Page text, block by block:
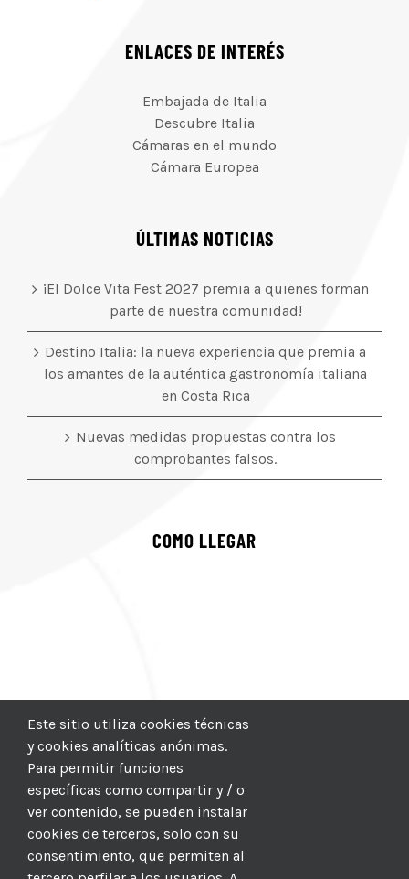
ENLACES DE INTERÉS
Embajada de Italia
Descubre Italia
Cámaras en el mundo
Cámara Europea
ÚLTIMAS NOTICIAS
¡El Dolce Vita Fest 2027 premia a quienes forman
parte de nuestra comunidad!
Destino Italia: la nueva experiencia que premia a
los amantes de la auténtica gastronomía italiana
en Costa Rica
Nuevas medidas propuestas contra los
comprobantes falsos.
COMO LLEGAR
Este sitio utiliza cookies técnicas
y cookies analíticas anónimas.
Para permitir funciones
específicas como compartir y / o
ver contenido, se pueden instalar
cookies de terceros, solo con su
consentimiento, que permiten al